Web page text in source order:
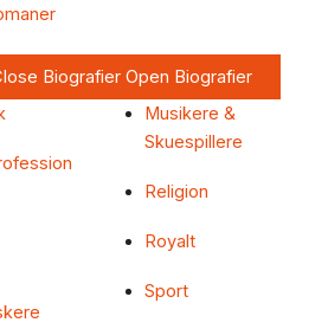
Biografier Open Biografier
Musikere &
Skuespillere
Religion
Royalt
Sport